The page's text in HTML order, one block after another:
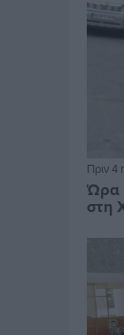
Πριν 4
Ώρα
στη